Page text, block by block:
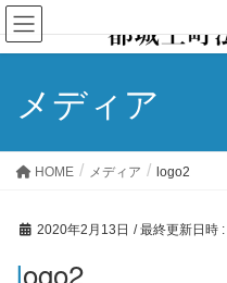
メディア
HOME メディア logo2
2020年2月13日 / 最終更新日時 :
logo2